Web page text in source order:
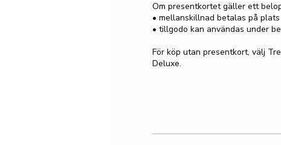
Om presentkortet gäller ett
• mellanskillnad betalas på plats
• tillgodo kan användas under
För köp utan presentkort, välj
Deluxe.